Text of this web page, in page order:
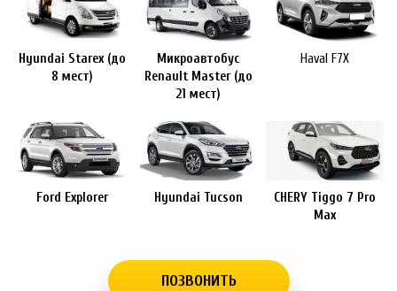
Hyundai Starex (до
8 мест)
Микроавтобус
Renault Master (до
21 мест)
Haval F7X
Ford Explorer Hyundai Tucson
CHERY Tiggo 7 Pro
Max
ПОЗВОНИТЬ